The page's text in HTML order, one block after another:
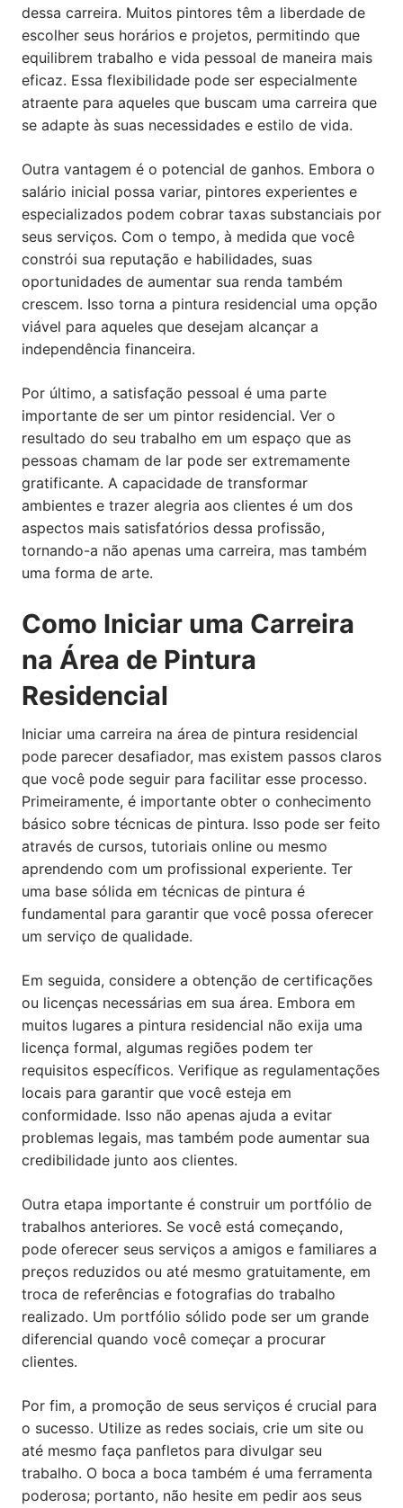
dessa carreira. Muitos pintores têm a liberdade de
escolher seus horários e projetos, permitindo que
equilibrem trabalho e vida pessoal de maneira mais
eficaz. Essa flexibilidade pode ser especialmente
atraente para aqueles que buscam uma carreira que
se adapte às suas necessidades e estilo de vida.
Outra vantagem é o potencial de ganhos. Embora o
salário inicial possa variar, pintores experientes e
especializados podem cobrar taxas substanciais por
seus serviços. Com o tempo, à medida que você
constrói sua reputação e habilidades, suas
oportunidades de aumentar sua renda também
crescem. Isso torna a pintura residencial uma opção
viável para aqueles que desejam alcançar a
independência financeira.
Por último, a satisfação pessoal é uma parte
importante de ser um pintor residencial. Ver o
resultado do seu trabalho em um espaço que as
pessoas chamam de lar pode ser extremamente
gratificante. A capacidade de transformar
ambientes e trazer alegria aos clientes é um dos
aspectos mais satisfatórios dessa profissão,
tornando-a não apenas uma carreira, mas também
uma forma de arte.
Como Iniciar uma Carreira
na Área de Pintura
Residencial
Iniciar uma carreira na área de pintura residencial
pode parecer desafiador, mas existem passos claros
que você pode seguir para facilitar esse processo.
Primeiramente, é importante obter o conhecimento
básico sobre técnicas de pintura. Isso pode ser feito
através de cursos, tutoriais online ou mesmo
aprendendo com um profissional experiente. Ter
uma base sólida em técnicas de pintura é
fundamental para garantir que você possa oferecer
um serviço de qualidade.
Em seguida, considere a obtenção de certificações
ou licenças necessárias em sua área. Embora em
muitos lugares a pintura residencial não exija uma
licença formal, algumas regiões podem ter
requisitos específicos. Verifique as regulamentações
locais para garantir que você esteja em
conformidade. Isso não apenas ajuda a evitar
problemas legais, mas também pode aumentar sua
credibilidade junto aos clientes.
Outra etapa importante é construir um portfólio de
trabalhos anteriores. Se você está começando,
pode oferecer seus serviços a amigos e familiares a
preços reduzidos ou até mesmo gratuitamente, em
troca de referências e fotografias do trabalho
realizado. Um portfólio sólido pode ser um grande
diferencial quando você começar a procurar
clientes.
Por fim, a promoção de seus serviços é crucial para
o sucesso. Utilize as redes sociais, crie um site ou
até mesmo faça panfletos para divulgar seu
trabalho. O boca a boca também é uma ferramenta
poderosa; portanto, não hesite em pedir aos seus